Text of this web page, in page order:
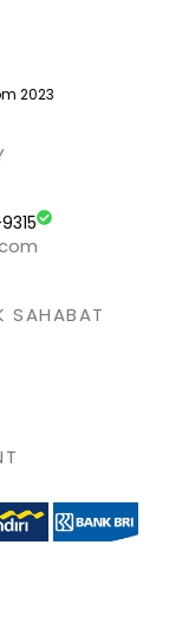
2023
SAHABAT